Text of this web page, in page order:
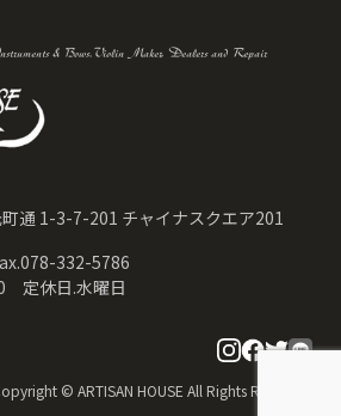
& Bows.Violin Maker, Dealers and Repair
通 1-3-7-201 チャイナスクエア201
332-5786
定休日.水曜日
© ARTISAN HOUSE All Rights Reserved.